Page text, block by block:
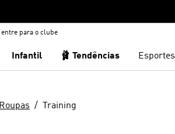
entre para o clube
Infantil 🩰 Tendências Esportes
Roupas Training